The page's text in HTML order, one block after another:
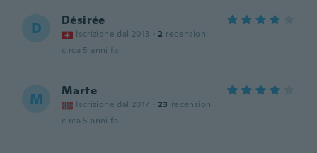
D Désirée
Iscrizione dal 2013 · 2 recensioni
circa 5 anni fa
M Marte
Iscrizione dal 2017 · 23 recensioni
circa 5 anni fa